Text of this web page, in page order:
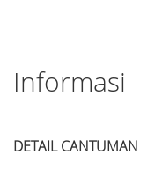
Informasi
DETAIL CANTUMAN